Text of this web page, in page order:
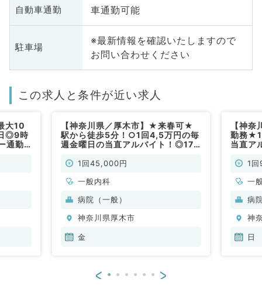
自動車通勤 車通勤可能
駐車場
※最新情報を確認いたしますので
お問い合わせください
この求人と条件が近い求人
大10
◎9時
通勤
【神奈川県／厚木市】★来春可★
駅から徒歩5分！○1回4,5万円の毎
週金曜日の当直アルバイト！◎17
（内科系／非常勤）
1回45,000円
一般内科
病院（一般）
神奈川県厚木市
金
【神
勤務★1
当直ア
1
一
科
病
神
日
< >